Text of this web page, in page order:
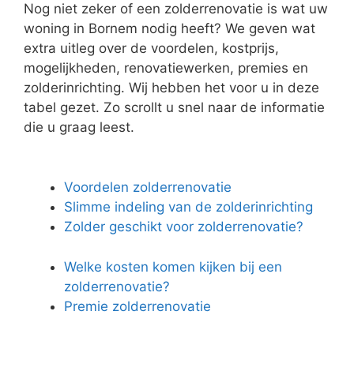
Nog niet zeker of een zolderrenovatie is wat uw
woning in Bornem nodig heeft? We geven wat
extra uitleg over de voordelen, kostprijs,
mogelijkheden, renovatiewerken, premies en
zolderinrichting. Wij hebben het voor u in deze
tabel gezet. Zo scrollt u snel naar de informatie
die u graag leest.
Voordelen zolderrenovatie
Slimme indeling van de zolderinrichting
Zolder geschikt voor zolderrenovatie?
Welke kosten komen kijken bij een
zolderrenovatie?
Premie zolderrenovatie